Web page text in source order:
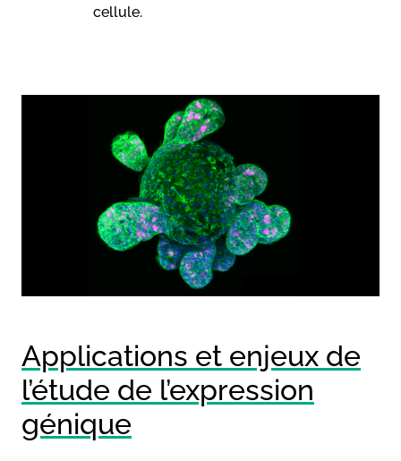
cellule.
Applications et enjeux de
l’étude de l’expression
génique